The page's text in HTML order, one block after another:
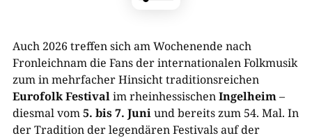
Auch 2026 treffen sich am Wochenende nach
Fronleichnam die Fans der internationalen Folkmusik
zum in mehrfacher Hinsicht traditionsreichen
Eurofolk Festivalim rheinhessischenIngelheim–
diesmal vom5. bis 7. Juniund bereits zum 54. Mal. In
der Tradition der legendären Festivals auf der